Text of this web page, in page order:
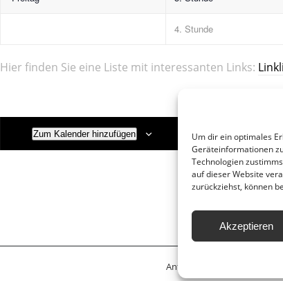
Um dir ein optimales
Geräteinformationen
Technologien
auf dieser Website
zurückziehst, können
Akzeptieren
4. Stunde
Hier finden Sie eine Liste mit interessanten Links:
Zum Kalender hinzufügen
Anfahrt